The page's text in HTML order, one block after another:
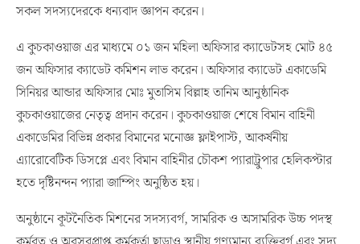
সকল সদস্যদেরকে ধন্যবাদ জ্ঞাপন করেন।
এ কুচকাওয়াজ এর মাধ্যমে ০১ জন মহিলা অফিসার ক্যাডেটসহ মোট ৪৫
জন অফিসার ক্যাডেট কমিশন লাভ করেন। অফিসার ক্যাডেট একাডেমি
সিনিয়র আন্ডার অফিসার মোঃ মুতাসিম বিল্লাহ তানিম আনুষ্ঠানিক
কুচকাওয়াজের নেতৃত্ব প্রদান করেন। কুচকাওয়াজ শেষে বিমান বাহিনী
একাডেমির বিভিন্ন প্রকার বিমানের মনোজ্ঞ ফ্লাইপাস্ট, আকর্ষনীয়
এ্যারোবেটিক ডিসপ্লে এবং বিমান বাহিনীর চৌকশ প্যারাট্রুপার হেলিকপ্টার
হতে দৃষ্টিনন্দন প্যারা জাম্পিং অনুষ্ঠিত হয়।
অনুষ্ঠানে কূটনৈতিক মিশনের সদস্যবর্গ, সামরিক ও অসামরিক উচ্চ পদস্থ